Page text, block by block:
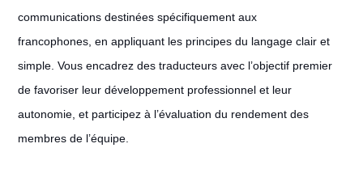
communications destinées spécifiquement aux
francophones, en appliquant les principes du langage clair et
simple. Vous encadrez des traducteurs avec l’objectif premier
de favoriser leur développement professionnel et leur
autonomie, et participez à l’évaluation du rendement des
membres de l’équipe.